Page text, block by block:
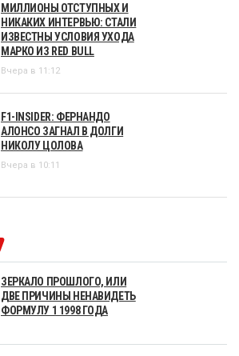
МИЛЛИОНЫ ОТСТУПНЫХ И
НИКАКИХ ИНТЕРВЬЮ: СТАЛИ
ИЗВЕСТНЫ УСЛОВИЯ УХОДА
МАРКО ИЗ RED BULL
Вчера в 11:12
F1-INSIDER: ФЕРНАНДО
АЛОНСО ЗАГНАЛ В ДОЛГИ
НИКОЛУ ЦОЛОВА
Вчера в 10:11
ЗЕРКАЛО ПРОШЛОГО, ИЛИ
ДВЕ ПРИЧИНЫ НЕНАВИДЕТЬ
ФОРМУЛУ 1 1998 ГОДА